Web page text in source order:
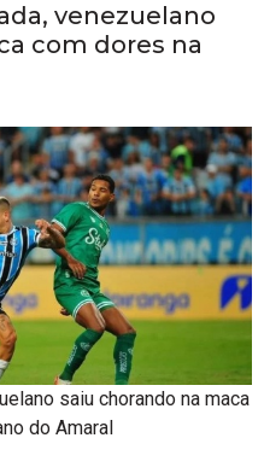
venezuelano
com dores na
saiu chorando na maca
do Amaral